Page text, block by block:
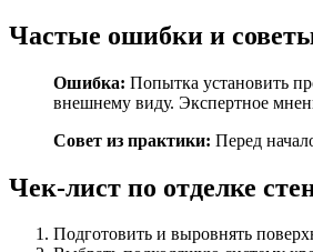
Частые ошибки и
Ошибка: Попытка установить
внешнему виду. Экспертное
Совет из практики: Перед
Чек-лист по отделке
Подготовить и выровнять